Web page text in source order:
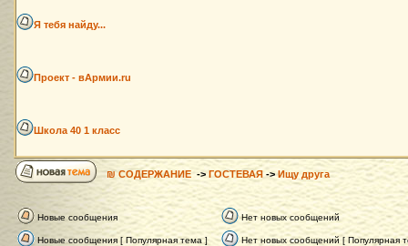
Я тебя найду...
Проект - вАрмии.ru
Школа 40 1 класс
₪ СОДЕРЖАНИЕ -> ГОСТЕВАЯ ->Ищу друга
Новые сообщения Нет новых сообщений
Новые сообщения [ Популярная тема ] Нет новых сообщений [ Популярная